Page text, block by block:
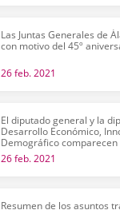
Las Juntas Generales de
con motivo del 45º
26 feb. 2021
El diputado general y la
Desarrollo Económico,
Demográfico
26 feb. 2021
Resumen de los asuntos